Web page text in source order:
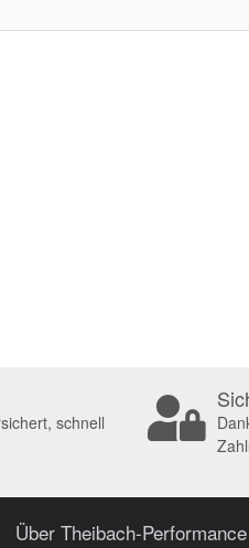
schnell
Über Theibach-